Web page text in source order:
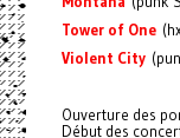
Tower of One
Violent City
Ouverture des
Début des